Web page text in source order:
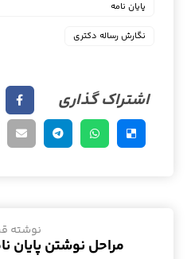
پایان نامه
نگارش رساله دکتری
نوشته
مراحل نوشتن پایان